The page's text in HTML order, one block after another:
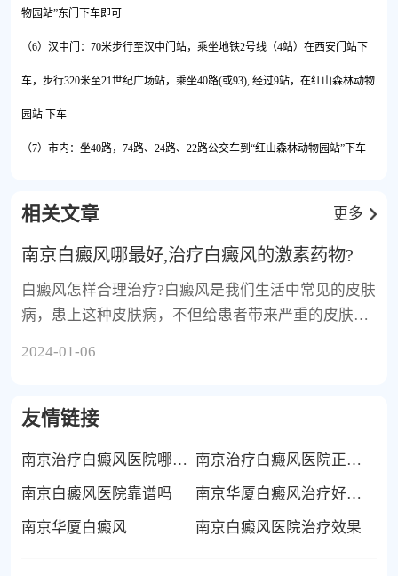
物园站”东门下车即可
（6）汉中门：70米步行至汉中门站，乘坐地铁2号线（4站）在西安门站下
车，步行320米至21世纪广场站，乘坐40路(或93), 经过9站，在红山森林动物
园站 下车
（7）市内：坐40路，74路、24路、22路公交车到“红山森林动物园站”下车
相关文章 更多
南京白癜风哪最好,治疗白癜风的激素药物?
白癜风怎样合理治疗?白癜风是我们生活中常见的皮肤
病，患上这种皮肤病，不但给患者带来严重的皮肤损
2024-01-06
友情链接
南京治疗白癜风医院哪家好
南京治疗白癜风医院正规吗
南京白癜风医院靠谱吗
南京华厦白癜风治疗好不好
南京华厦白癜风
南京白癜风医院治疗效果